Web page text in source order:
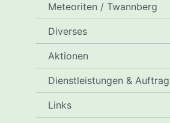
Meteoriten / Twannberg
Diverses
Aktionen
Dienstleistungen &
Links